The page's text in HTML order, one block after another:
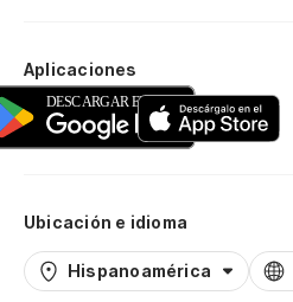
Aplicaciones
Ubicación e idioma
Hispanoamérica